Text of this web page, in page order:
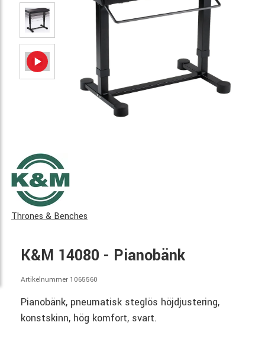
Thrones & Benches
K&M 14080 - Pianobänk
Artikelnummer 1065560
Pianobänk, pneumatisk steglös höjdjustering,
konstskinn, hög komfort, svart.